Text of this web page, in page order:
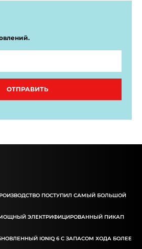
ОТПРАВИТЬ
ПОСТУПИЛ САМЫЙ БОЛЬШОЙ
ЭЛЕКТРИФИЦИРОВАННЫЙ ПИКАП
IONIQ 6 С ЗАПАСОМ ХОДА БОЛЕЕ